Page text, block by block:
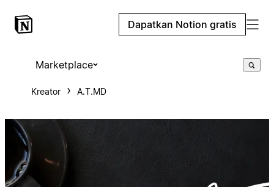
Dapatkan Notion gratis
Marketplace
Kreator A.T.MD